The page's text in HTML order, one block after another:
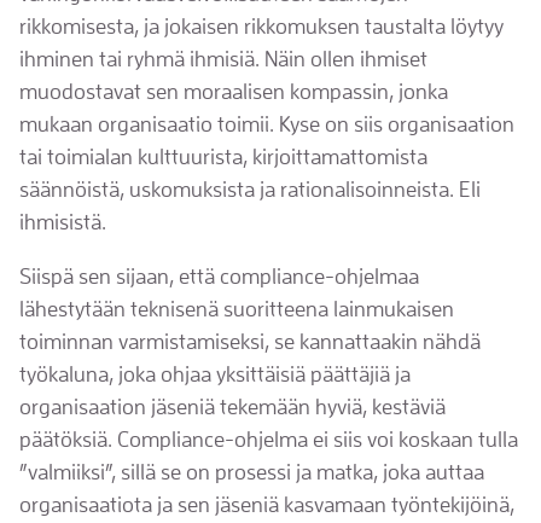
rikkomisesta, ja jokaisen rikkomuksen taustalta löytyy
ihminen tai ryhmä ihmisiä. Näin ollen ihmiset
muodostavat sen moraalisen kompassin, jonka
mukaan organisaatio toimii. Kyse on siis organisaation
tai toimialan kulttuurista, kirjoittamattomista
säännöistä, uskomuksista ja rationalisoinneista. Eli
ihmisistä.
Siispä sen sijaan, että compliance-ohjelmaa
lähestytään teknisenä suoritteena lainmukaisen
toiminnan varmistamiseksi, se kannattaakin nähdä
työkaluna, joka ohjaa yksittäisiä päättäjiä ja
organisaation jäseniä tekemään hyviä, kestäviä
päätöksiä. Compliance-ohjelma ei siis voi koskaan tulla
”valmiiksi”, sillä se on prosessi ja matka, joka auttaa
organisaatiota ja sen jäseniä kasvamaan työntekijöinä,